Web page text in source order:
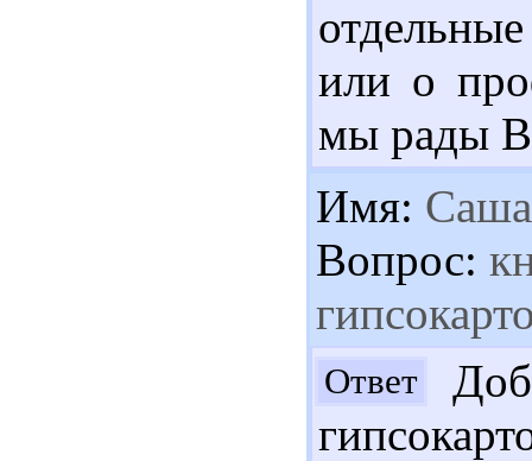
или о
мы рады
Имя: Саша
Вопрос:
Ответ